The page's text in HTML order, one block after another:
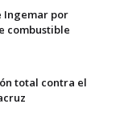
Ingemar por
combustible
total contra el